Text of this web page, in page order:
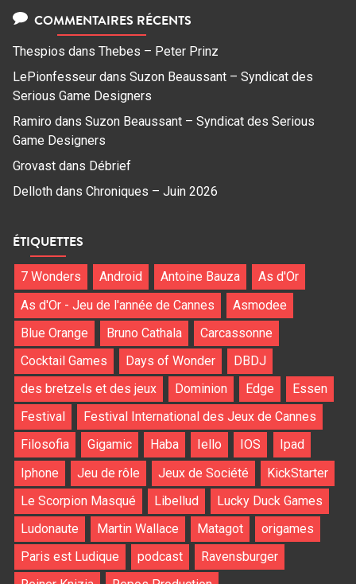
COMMENTAIRES RÉCENTS
Thespios dans Thebes – Peter Prinz
LePionfesseur dans Suzon Beaussant – Syndicat des
Serious Game Designers
Ramiro dans Suzon Beaussant – Syndicat des Serious
Game Designers
Grovast dans Débrief
Delloth dans Chroniques – Juin 2026
ÉTIQUETTES
7 Wonders Android Antoine Bauza
As d'Or
As d'Or - Jeu de l'année de Cannes
Asmodee
Blue Orange
Bruno Cathala
Carcassonne
Cocktail Games
Days of Wonder
DBDJ
des bretzels et des jeux
Dominion Edge
Essen
Festival
Festival International des Jeux de Cannes
Filosofia
Gigamic Haba Iello IOS
Ipad
Iphone
Jeu de rôle Jeux de Société
KickStarter
Le Scorpion Masqué
Libellud
Lucky Duck Games
Ludonaute
Martin Wallace Matagot
origames
Paris est Ludique
podcast
Ravensburger